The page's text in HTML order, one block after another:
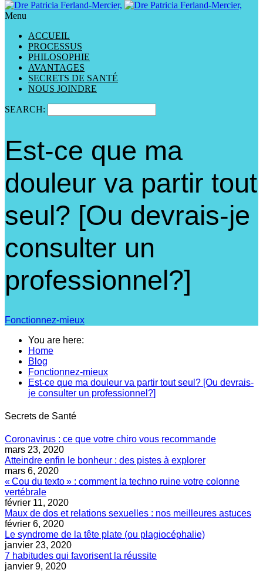
Menu
ACCUEIL
PROCESSUS
PHILOSOPHIE
AVANTAGES
SECRETS DE SANTÉ
NOUS JOINDRE
SEARCH:
Est-ce que ma
douleur va partir tout
seul? [Ou devrais-je
consulter un
professionnel?]
Fonctionnez-mieux
You are here:
Home
Blog
Fonctionnez-mieux
Est-ce que ma douleur va partir tout seul? [Ou devrais-
je consulter un professionnel?]
Secrets de Santé
Coronavirus : ce que votre chiro vous recommande
mars 23, 2020
Atteindre enfin le bonheur : des pistes à explorer
mars 6, 2020
« Cou du texto » : comment la techno ruine votre colonne
vertébrale
février 11, 2020
Maux de dos et relations sexuelles : nos meilleures astuces
février 6, 2020
Le syndrome de la tête plate (ou plagiocéphalie)
janvier 23, 2020
7 habitudes qui favorisent la réussite
janvier 9, 2020